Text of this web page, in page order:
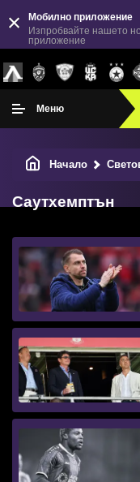
Мобилно приложение
Изпробвайте нашето
приложение
Меню
Начало
Саутхемптън